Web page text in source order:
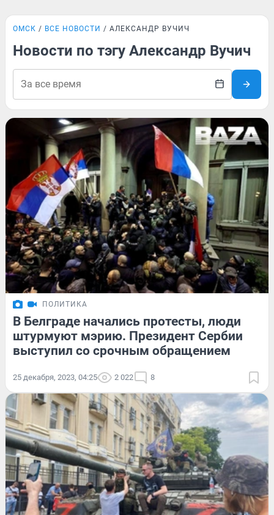
ОМСК ВСЕ НОВОСТИ АЛЕКСАНДР ВУЧИЧ
Новости по тэгу Александр Вучич
ПОЛИТИКА
В Белграде начались протесты, люди
штурмуют мэрию. Президент Сербии
выступил со срочным обращением
25 декабря, 2023, 04:25 2 022 8